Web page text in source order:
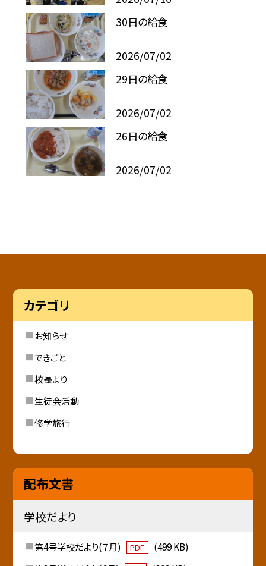
30日の給食
2026/07/02
29日の給食
2026/07/02
26日の給食
2026/07/02
カテゴリ
お知らせ
できごと
校長より
生徒会活動
修学旅行
配布文書
学校だより
第4号学校だより(７月) PDF
(499 KB)